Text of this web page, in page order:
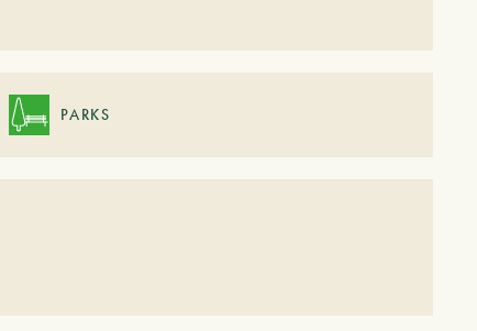
PARKS